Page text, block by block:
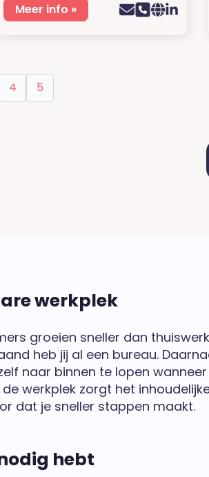
Meer info »
4 5
werkplek
groeien sneller dan
heb jij al een bureau.
naar binnen te lopen wanneer
werkplek zorgt het
dat je sneller stappen maakt.
hebt